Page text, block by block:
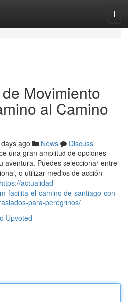
Movimiento
al Camino
ago News
Discuss
una gran amplitud de opciones
aventura. Puedes seleccionar entre
o utilizar medios de acción
https://actualidad-
facilita-el-camino-de-santiago-con-
para-peregrinos/
Upvoted